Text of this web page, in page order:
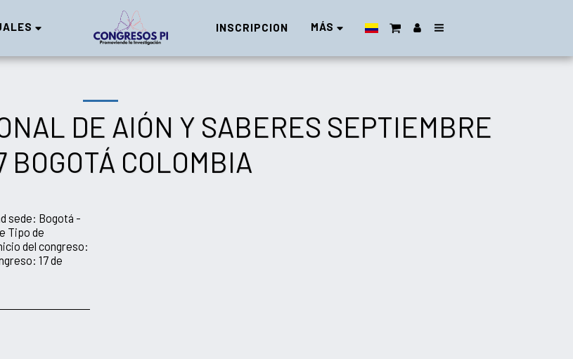
INSCRIPCION MÁS
DE AIÓN Y SABERES SEPTIEMBRE
BOGOTÁ COLOMBIA
sede: Bogotá -
Tipo de
del congreso:
17 de